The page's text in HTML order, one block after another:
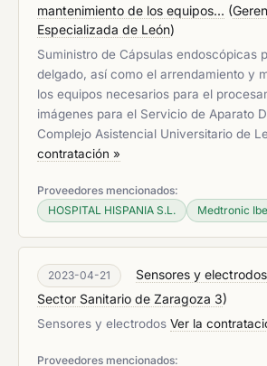
mantenimiento de los equipos... (
Especializada de León)
Suministro de Cápsulas endoscópicas
delgado, así como el arrendamiento y
los equipos necesarios para el
imágenes para el Servicio de Aparato
Complejo Asistencial Universitario de
contratación »
Proveedores mencionados:
HOSPITAL HISPANIA S.L.
Medtronic
2023-04-21 Sensores y electrodos
Sector Sanitario de Zaragoza 3)
Sensores y electrodos Ver la
Proveedores mencionados: